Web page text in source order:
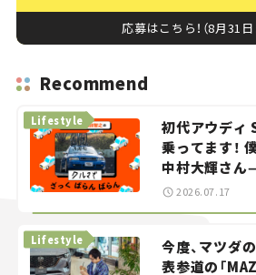
応募はこちら！（8月31日
Recommend
初代アウディ
乗ってます！
中村大輝さん
智之の「クル
Lifestyle
2026.07.17
今度、マツダ
表参道の「
Lifestyle